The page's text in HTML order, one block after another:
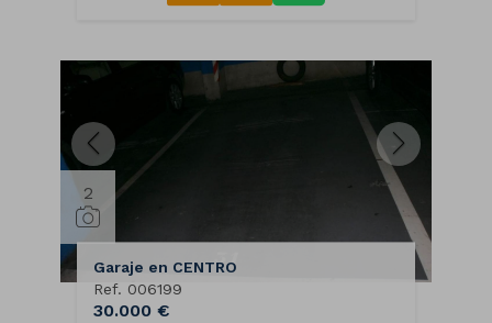
2
Garaje en CENTRO
Ref. 006199
30.000 €